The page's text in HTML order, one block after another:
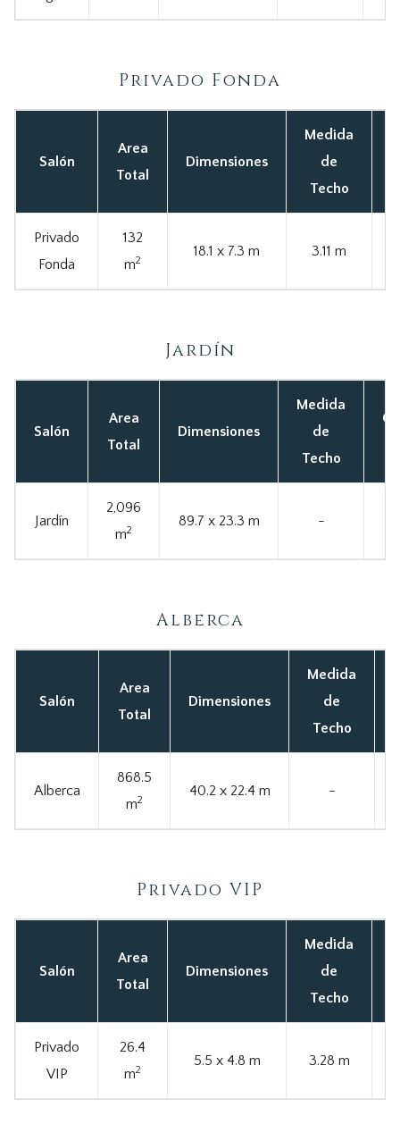
Privado Fonda
Salón
Area
Total
Dimensiones
Medida
de
Techo
Privado
Fonda
132
m2
18.1 x 7.3 m 3.11 m
Jardín
Salón
Area
Total
Dimensiones
Medida
de
Techo
Jardín
2,096
m2
89.7 x 23.3 m -
Alberca
Salón
Area
Total
Dimensiones
Medida
de
Techo
Alberca
868.5
m2
40.2 x 22.4 m -
Privado VIP
Salón
Area
Total
Dimensiones
Medida
de
Techo
Privado
VIP
26.4
m2
5.5 x 4.8 m 3.28 m